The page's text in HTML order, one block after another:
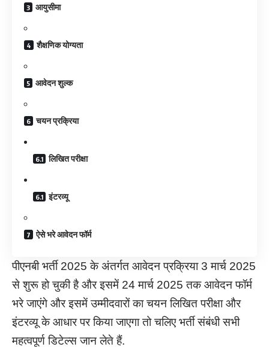
आयुसीमा
शैक्षणिक योग्यता
आवेदन शुल्क
चयन प्रक्रिया
लिखित परीक्षा
इंटरव्यू
ऐसे भरे आवेदन फॉर्म
पीएनबी भर्ती 2025 के अंतर्गत आवेदन प्रक्रिया 3 मार्च 2025
से शुरू हो चुकी है और इसमें 24 मार्च 2025 तक आवेदन फॉर्म
भरे जाएंगे और इसमें उम्मीदवारों का चयन लिखित परीक्षा और
इंटरव्यू के आधार पर किया जाएगा तो चलिए भर्ती संबंधी सभी
महत्वपूर्ण डिटेल्स जान लेते हैं.